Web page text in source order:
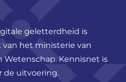
geletterdheid is
het ministerie van
Wetenschap. Kennisnet is
de uitvoering.